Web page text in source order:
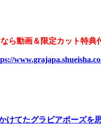
ら動画＆限定カット特典
てたグラビアポーズを